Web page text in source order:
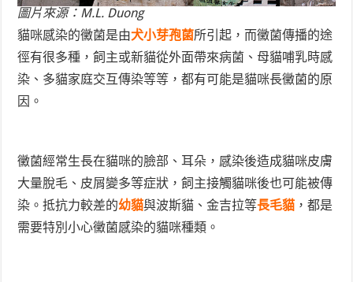
圖片來源：M.L. Duong
貓咪感染的黴菌是由犬小芽孢菌所引起，而黴菌傳播的途
徑有很多種，飼主或新貓從外面帶來病菌、母貓哺乳時感
染、多貓家庭交互傳染等等，都有可能是貓咪長黴菌的原
因。
黴菌經常生長在貓咪的臉部、耳朵，感染後造成貓咪皮膚
大量脫毛、皮屑變多等症狀，飼主接觸貓咪後也可能被傳
染。抵抗力較差的幼貓與波斯貓、金吉拉等長毛貓 ，都是
需要特別小心黴菌感染的貓咪種類。